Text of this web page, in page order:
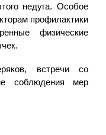
недуга. Особое
профилактики
физические
встречи со
соблюдения мер